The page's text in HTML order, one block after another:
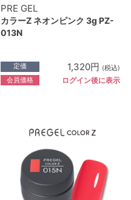
PRE GEL
カラーZ ネオンピンク 3g PZ-
013N
定価 1,320円 (税込)
会員価格 ログイン後に表示